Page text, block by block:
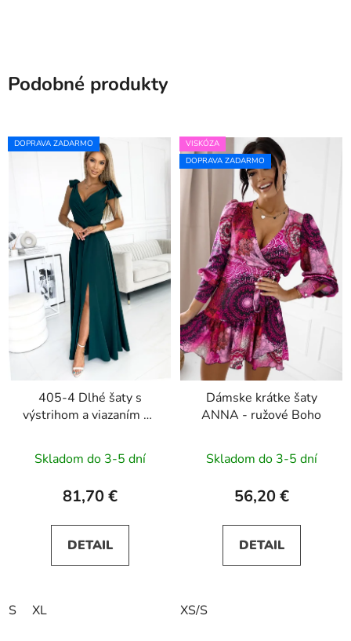
Podobné produkty
DOPRAVA ZADARMO
405-4 Dlhé šaty s
výstrihom a viazaním na
zelené
Skladom do 3-5 dní
81,70 €
DETAIL
S XL
VISKÓZA
DOPRAVA ZADARMO
Dámske krátke šaty
ANNA - ružové Boho
Skladom do 3-5 dní
56,20 €
DETAIL
XS/S